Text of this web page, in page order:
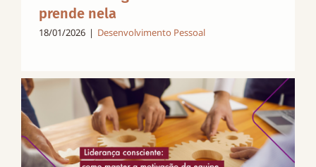
prende nela
18/01/2026 | Desenvolvimento Pessoal